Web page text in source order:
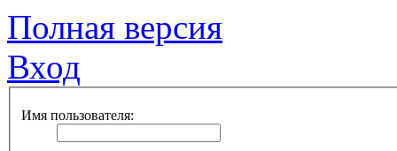
Полная версия
Вход
Имя пользователя: